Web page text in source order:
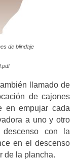
de blindaje
llamado de
de cajones
en empujar cada
a uno y otro
con la
en el descenso
de la plancha.